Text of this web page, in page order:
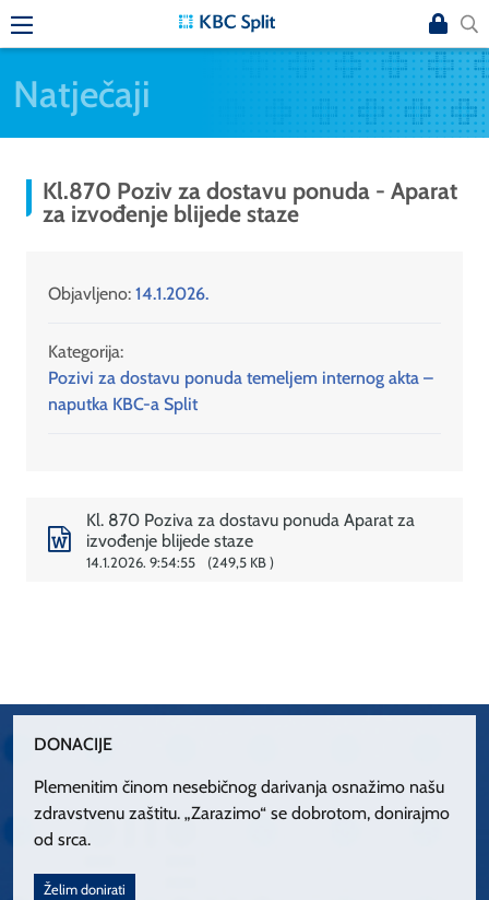
Natječaji
Kl.870 Poziv za dostavu ponuda - Aparat
za izvođenje blijede staze
Objavljeno: 14.1.2026.
Kategorija:
Pozivi za dostavu ponuda temeljem internog akta –
naputka KBC-a Split
Kl. 870 Poziva za dostavu ponuda Aparat za
izvođenje blijede staze
14.1.2026. 9:54:55 249,5 KB
DONACIJE
Plemenitim činom nesebičnog darivanja osnažimo našu
zdravstvenu zaštitu. „Zarazimo“ se dobrotom, donirajmo
od srca.
Želim donirati